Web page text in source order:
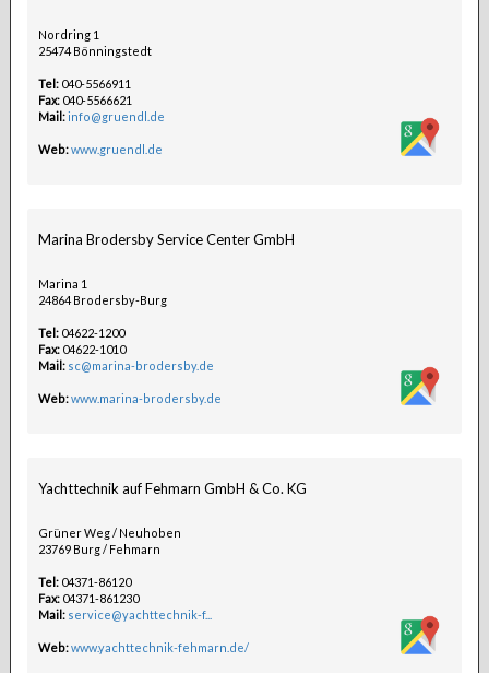
Nordring 1
25474 Bönningstedt
Tel:040-5566911
Fax:040-5566621
Mail:info@gruendl.de
Web:www.gruendl.de
Marina Brodersby Service Center GmbH
Marina 1
24864 Brodersby-Burg
Tel:04622-1200
Fax:04622-1010
Mail: sc@marina-brodersby.de
Web:www.marina-brodersby.de
Yachttechnik auf Fehmarn GmbH & Co. KG
Grüner Weg / Neuhoben
23769 Burg / Fehmarn
Tel:04371-86120
Fax:04371-861230
Mail: service@yachttechnik-f...
Web:www.yachttechnik-fehmarn.de/